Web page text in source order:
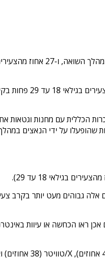
ההיכרות הכללית עם מחנות
לנקוב בשם של אף אחד מבין יותר מ-40,000 מחנות הריכוז והגטאות